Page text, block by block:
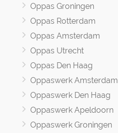
Oppas Groningen
Oppas Rotterdam
Oppas Amsterdam
Oppas Utrecht
Oppas Den Haag
Oppaswerk Amsterdam
Oppaswerk Den Haag
Oppaswerk Apeldoorn
Oppaswerk Groningen